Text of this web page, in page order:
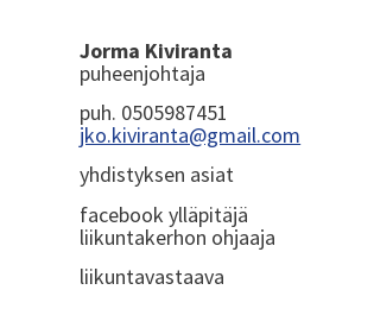
Jorma Kiviranta
puheenjohtaja
puh. 0505987451
jko.kiviranta@gmail.com
yhdistyksen asiat
facebook ylläpitäjä
liikuntakerhon ohjaaja
liikuntavastaava